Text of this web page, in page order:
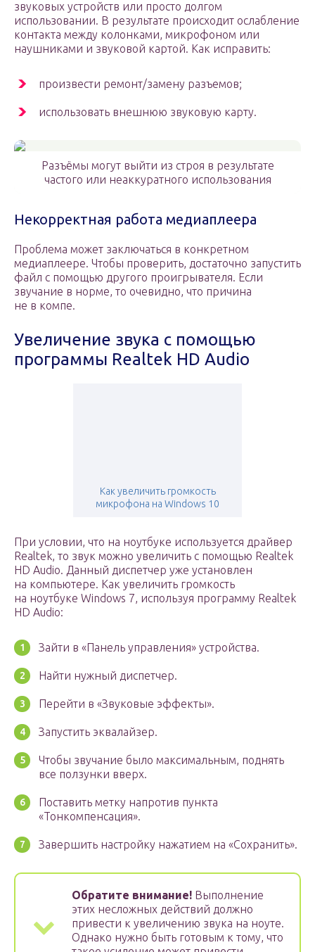
звуковых устройств или просто долгом
использовании. В результате происходит ослабление
контакта между колонками, микрофоном или
наушниками и звуковой картой. Как исправить:
произвести ремонт/замену разъемов;
использовать внешнюю звуковую карту.
Разъёмы могут выйти из строя в результате
частого или неаккуратного использования
Некорректная работа медиаплеера
Проблема может заключаться в конкретном
медиаплеере. Чтобы проверить, достаточно запустить
файл с помощью другого проигрывателя. Если
звучание в норме, то очевидно, что причина
не в компе.
Увеличение звука с помощью
программы Realtek HD Audio
Как увеличить громкость
микрофона на Windows 10
При условии, что на ноутбуке используется драйвер
Realtek, то звук можно увеличить с помощью Realtek
HD Audio. Данный диспетчер уже установлен
на компьютере. Как увеличить громкость
на ноутбуке Windows 7, используя программу Realtek
HD Audio:
Зайти в «Панель управления» устройства.
Найти нужный диспетчер.
Перейти в «Звуковые эффекты».
Запустить эквалайзер.
Чтобы звучание было максимальным, поднять
все ползунки вверх.
Поставить метку напротив пункта
«Тонкомпенсация».
Завершить настройку нажатием на «Сохранить».
Обратите внимание! Выполнение
этих несложных действий должно
привести к увеличению звука на ноуте.
Однако нужно быть готовым к тому, что